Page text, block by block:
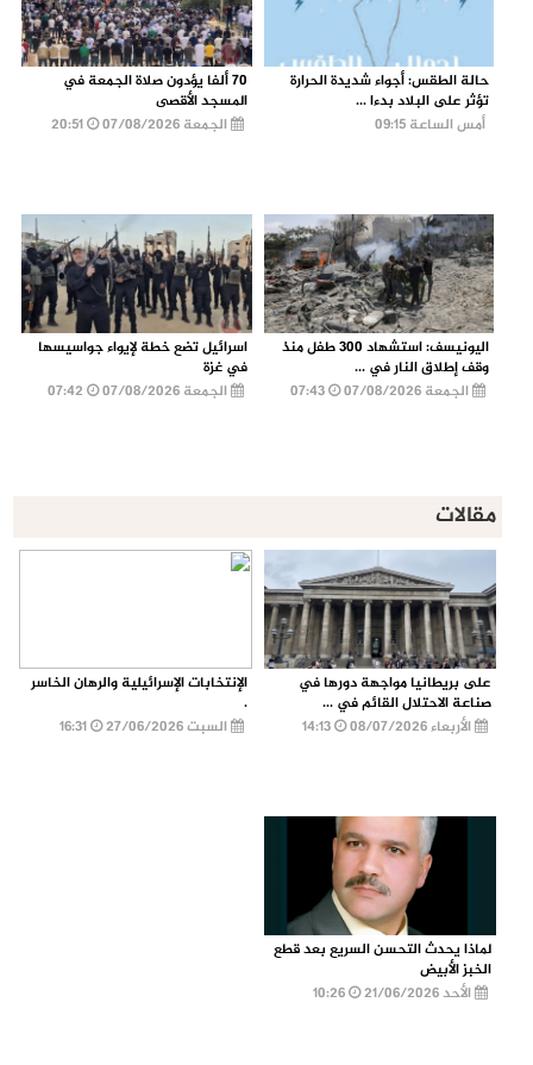
حالة الطقس: أجواء شديدة الحرارة
تؤثر على البلاد بدءا ...
أمس الساعة 09:15
70 ألفا يؤدون صلاة الجمعة في
المسجد الأقصى
الجمعة 07/08/2026
20:51
اليونيسف: استشهاد 300 طفل منذ
وقف إطلاق النار في ...
الجمعة 07/08/2026
اسرائيل تضع خطة لإيواء جواسيسها
في غزة
الجمعة 07/08/2026
مقالات
على بريطانيا مواجهة دورها في
صناعة الاحتلال القائم في ...
الأربعاء 08/07/2026
الإنتخابات الإسرائيلية والرهان الخاسر
.
السبت 27/06/2026
16:31
لماذا يحدث التحسن السريع بعد قطع
الخبز الأبيض
الأحد 21/06/2026